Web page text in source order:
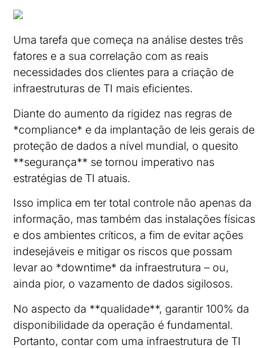
Uma tarefa que começa na análise destes três
fatores e a sua correlação com as reais
necessidades dos clientes para a criação de
infraestruturas de TI mais eficientes.
Diante do aumento da rigidez nas regras de
*compliance* e da implantação de leis gerais de
proteção de dados a nível mundial, o quesito
**segurança** se tornou imperativo nas
estratégias de TI atuais.
Isso implica em ter total controle não apenas da
informação, mas também das instalações físicas
e dos ambientes críticos, a fim de evitar ações
indesejáveis e mitigar os riscos que possam
levar ao *downtime* da infraestrutura – ou,
ainda pior, o vazamento de dados sigilosos.
No aspecto da **qualidade**, garantir 100% da
disponibilidade da operação é fundamental.
Portanto, contar com uma infraestrutura de TI